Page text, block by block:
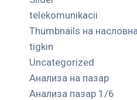
telekomunikacii
Thumbnails на насловна
tigkin
Uncategorized
Анализа на пазар
Анализа пазар 1/6